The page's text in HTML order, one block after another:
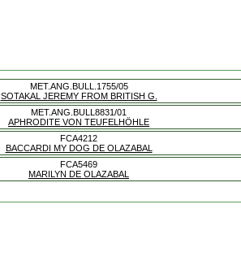
MET.ANG.BULL.1755/05
SOTAKAL JEREMY FROM BRITISH G.
MET.ANG.BULL8831/01
APHRODITE VON TEUFELHÖHLE
FCA4212
BACCARDI MY DOG DE OLAZABAL
FCA5469
MARILYN DE OLAZABAL